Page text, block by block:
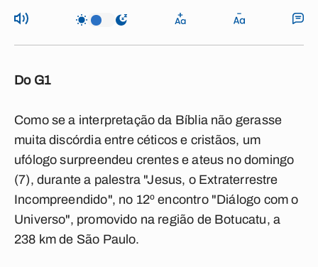
Do G1
Como se a interpretação da Bíblia não gerasse
muita discórdia entre céticos e cristãos, um
ufólogo surpreendeu crentes e ateus no domingo
(7), durante a palestra "Jesus, o Extraterrestre
Incompreendido", no 12º encontro "Diálogo com o
Universo", promovido na região de Botucatu, a
238 km de São Paulo.